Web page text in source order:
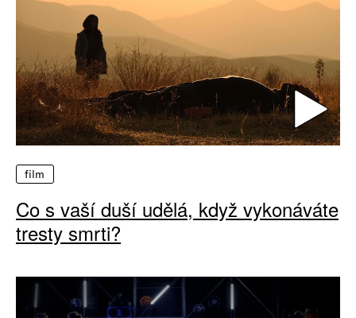
film
Co s vaší duší udělá, když vykonáváte
tresty smrti?